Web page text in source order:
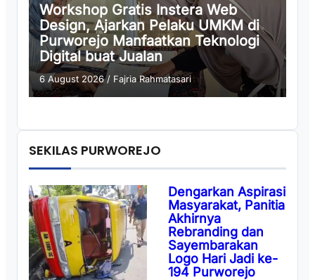
Workshop Gratis Instera Web
Design, Ajarkan Pelaku UMKM di
Purworejo Manfaatkan Teknologi
Digital buat Jualan
6 August 2026/ Fajria Rahmatasari
SEKILAS PURWOREJO
Dengarkan Aspirasi
Masyarakat, Panitia
Akhirnya
Rebranding dan
Sayembarakan
Logo Hari Jadi ke-
194 Purworejo